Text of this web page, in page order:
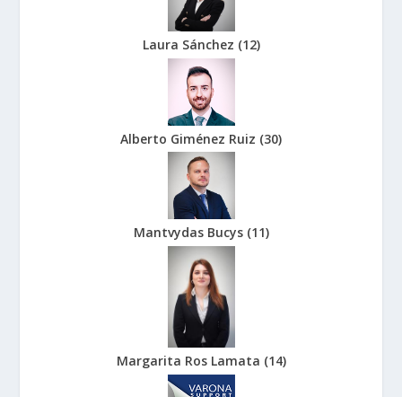
Laura Sánchez (12)
Alberto Giménez Ruiz (30)
Mantvydas Bucys (11)
Margarita Ros Lamata (14)